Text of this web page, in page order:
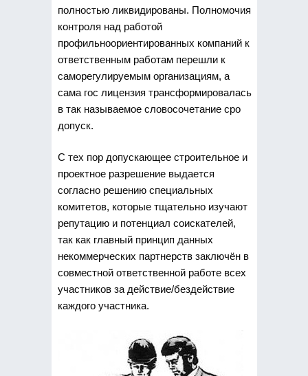
полностью ликвидированы. Полномочия
контроля над работой
профильноориентированных компаний к
ответственным работам перешли к
саморегулируемым организациям, а
сама гос лицензия трансформировалась
в так называемое словосочетание сро
допуск.
С тех пор допускающее строительное и
проектное разрешение выдается
согласно решению специальных
комитетов, которые тщательно изучают
репутацию и потенциал соискателей,
так как главный принцип данных
некоммерческих партнерств заключён в
совместной ответственной работе всех
участников за действие/бездействие
каждого участника.